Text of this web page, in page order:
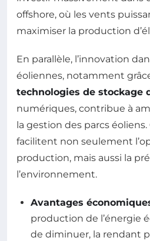
offshore, où les vents
maximiser la production
En parallèle, l’innovation
éoliennes, notamment
technologies de stockage
numériques, contribue à
la gestion des parcs éoliens.
facilitent non seulement
production, mais aussi la
l’environnement.
Avantages
production de l’énergie
de diminuer, la rendant